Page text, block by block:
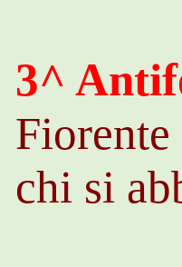
3^
chi si